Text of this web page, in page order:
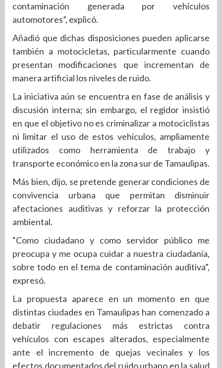
contaminación generada por vehículos
automotores”, explicó.
Añadió que dichas disposiciones pueden aplicarse
también a motocicletas, particularmente cuando
presentan modificaciones que incrementan de
manera artificial los niveles de ruido.
La iniciativa aún se encuentra en fase de análisis y
discusión interna; sin embargo, el regidor insistió
en que el objetivo no es criminalizar a motociclistas
ni limitar el uso de estos vehículos, ampliamente
utilizados como herramienta de trabajo y
transporte económico en la zona sur de Tamaulipas.
Más bien, dijo, se pretende generar condiciones de
convivencia urbana que permitan disminuir
afectaciones auditivas y reforzar la protección
ambiental.
“Como ciudadano y como servidor público me
preocupa y me ocupa cuidar a nuestra ciudadanía,
sobre todo en el tema de contaminación auditiva”,
expresó.
La propuesta aparece en un momento en que
distintas ciudades en Tamaulipas han comenzado a
debatir regulaciones más estrictas contra
vehículos con escapes alterados, especialmente
ante el incremento de quejas vecinales y los
efectos documentados del ruido urbano en la salud